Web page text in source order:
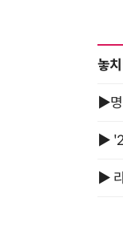
놓
▶명
▶
▶